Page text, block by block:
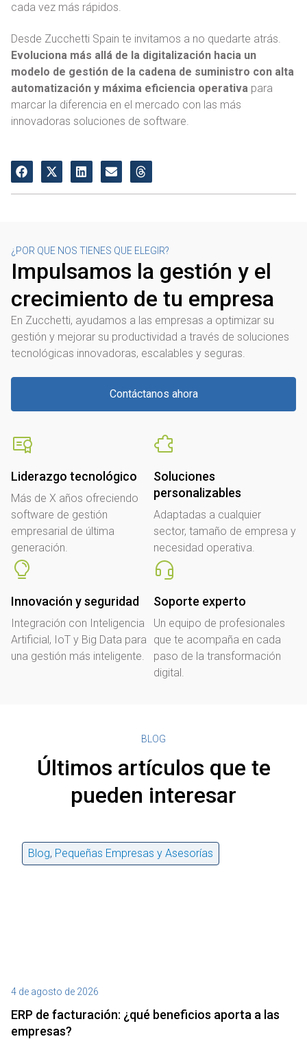
cada vez más rápidos.
Desde Zucchetti Spain te invitamos a no quedarte atrás.
Evoluciona más allá de la digitalización hacia un
modelo de gestión de la cadena de suministro con alta
automatización y máxima eficiencia operativa para
marcar la diferencia en el mercado con las más
innovadoras soluciones de software.
¿POR QUE NOS TIENES QUE ELEGIR?
Impulsamos la gestión y el
crecimiento de tu empresa
En Zucchetti, ayudamos a las empresas a optimizar su
gestión y mejorar su productividad a través de soluciones
tecnológicas innovadoras, escalables y seguras.
Contáctanos ahora
Liderazgo tecnológico
Más de X años ofreciendo
software de gestión
empresarial de última
generación.
Soluciones
personalizables
Adaptadas a cualquier
sector, tamaño de empresa y
necesidad operativa.
Innovación y seguridad
Integración con Inteligencia
Artificial, IoT y Big Data para
una gestión más inteligente.
Soporte experto
Un equipo de profesionales
que te acompaña en cada
paso de la transformación
digital.
BLOG
Últimos artículos que te
pueden interesar
Blog, Pequeñas Empresas y Asesorías
4 de agosto de 2026
ERP de facturación​: ¿qué beneficios aporta a las
empresas?